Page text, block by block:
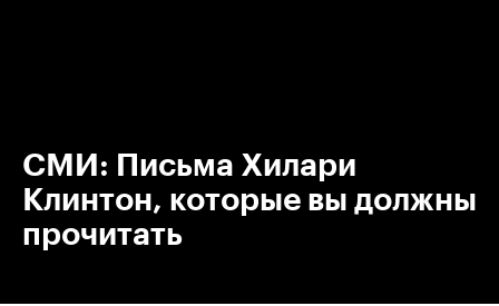
СМИ: Письма Хилари
Клинтон, которые вы должны
прочитать